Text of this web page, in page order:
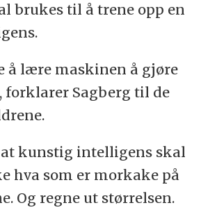
brukes til å trene opp en
å lære maskinen å gjøre
forklarer Sagberg til de
kunstig intelligens skal
hva som er morkake på
Og regne ut størrelsen.